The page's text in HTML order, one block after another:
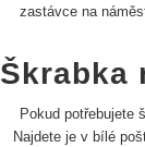
zastávce na
Škrabka
Pokud potřebujete
Najdete je v bílé